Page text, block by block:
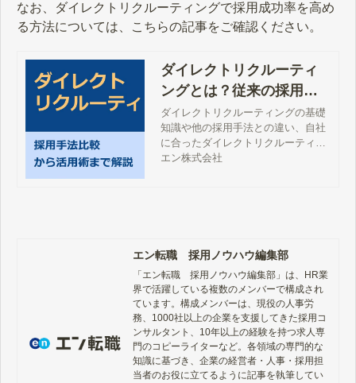
なお、ダイレクトリクルーティングで採用成功率を高め
る方法については、こちらの記事をご確認ください。
ダイレクトリクルーティ
ングとは？従来の採用方
法との比較・サービスの
選び方
ダイレクトリクルーティングの基礎
知識や他の採用手法との違い、自社
に合ったダイレクトリクルーティン
グサービスの選び方まで徹底解説し
エン株式会社
エン転職 採用ノウハウ編集部
「エン転職　採用ノウハウ編集部」は、HR業
界で活躍している複数のメンバーで構成され
ています。構成メンバーは、現役の人事労
務、1000社以上の企業を支援してきた採用コ
ンサルタント、10年以上の経験を持つ求人専
門のコピーライターなど。各領域の専門的な
知識に基づき、企業の経営者・人事・採用担
当者のお役に立てるように記事を執筆してい